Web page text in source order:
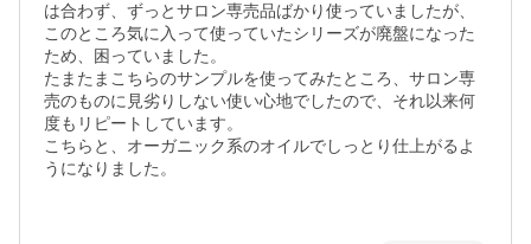
は合わず、ずっとサロン専売品ばかり使っていましたが、
このところ気に入って使っていたシリーズが廃盤になった
ため、困っていました。
たまたまこちらのサンプルを使ってみたところ、サロン専
売のものに見劣りしない使い心地でしたので、それ以来何
度もリピートしています。
こちらと、オーガニック系のオイルでしっとり仕上がるよ
うになりました。